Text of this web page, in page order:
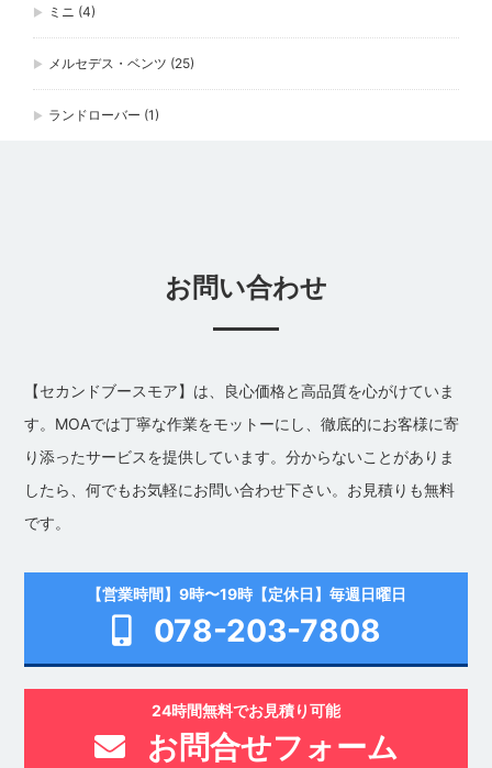
ミニ (4)
メルセデス・ベンツ (25)
ランドローバー (1)
お問い合わせ
【セカンドブースモア】は、良心価格と高品質を心がけていま
す。MOAでは丁寧な作業をモットーにし、徹底的にお客様に寄
り添ったサービスを提供しています。分からないことがありま
したら、何でもお気軽にお問い合わせ下さい。お見積りも無料
です。
【営業時間】9時〜19時【定休日】毎週日曜日
078-203-7808
24時間無料でお見積り可能
お問合せフォーム